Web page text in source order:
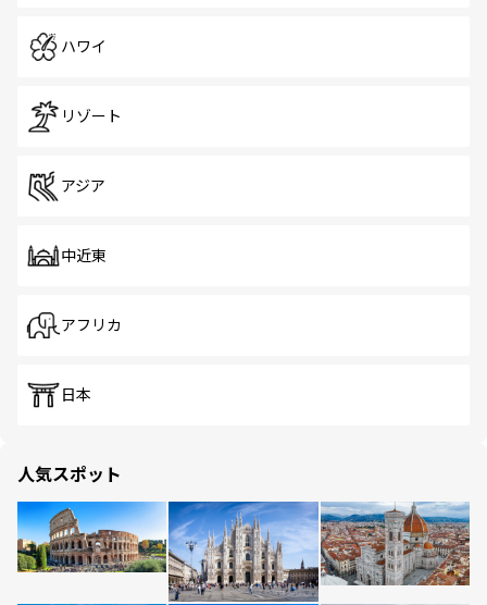
ハワイ
リゾート
アジア
中近東
アフリカ
日本
人気スポット